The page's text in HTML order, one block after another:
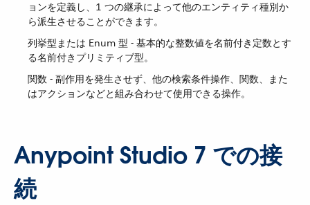
ョンを定義し、1 つの継承によって他のエンティティ種別か
ら派生させることができます。
列挙型または Enum 型 - 基本的な整数値を名前付き定数とす
る名前付きプリミティブ型。
関数 - 副作用を発生させず、他の検索条件操作、関数、また
はアクションなどと組み合わせて使用できる操作。
Anypoint Studio 7 での接
続